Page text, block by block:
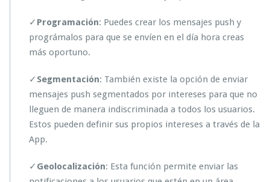
s
P
h.
✓ Programación: Puedes crear los mensajes push y
prográmalos para que se envíen en el día hora creas
más oportuno.
✓ Segmentación: También existe la opción de enviar
mensajes push segmentados por intereses para que no
lleguen de manera indiscriminada a todos los usuarios.
Estos pueden definir sus propios intereses a través de la
App.
✓ Geolocalización: Esta función permite enviar las